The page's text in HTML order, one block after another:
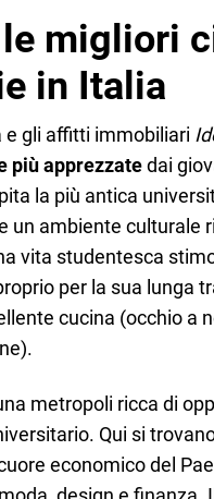
migliori
in Italia
e gli affitti immobiliari
più apprezzatedai
la più antica
un ambiente culturale
vita studentesca
per la sua lunga
cucina (occhio a
metropoli ricca di
Qui si
cuore economico del